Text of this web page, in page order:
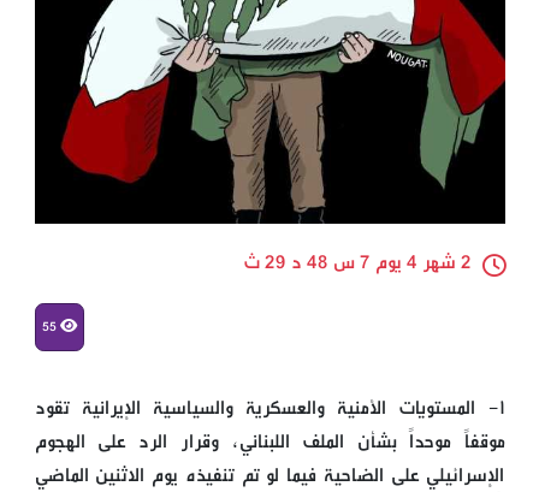
2 شهر 4 يوم 7 س 48 د 29 ث
55
١- المستويات الأمنية والعسكرية والسياسية الإيرانية تقود
موقفاً موحداً بشأن الملف اللبناني، وقرار الرد على الهجوم
الإسرائيلي على الضاحية فيما لو تم تنفيذه يوم الاثنين الماضي